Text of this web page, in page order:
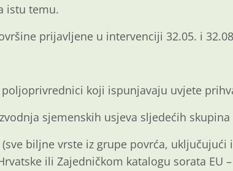
istu temu.
prijavljene u intervenciji 32.05. i
koji ispunjavaju uvjete
sjemenskih usjeva sljedećih
biljne vrste iz grupe povrća, uključujući
ili Zajedničkom katalogu sorata EU